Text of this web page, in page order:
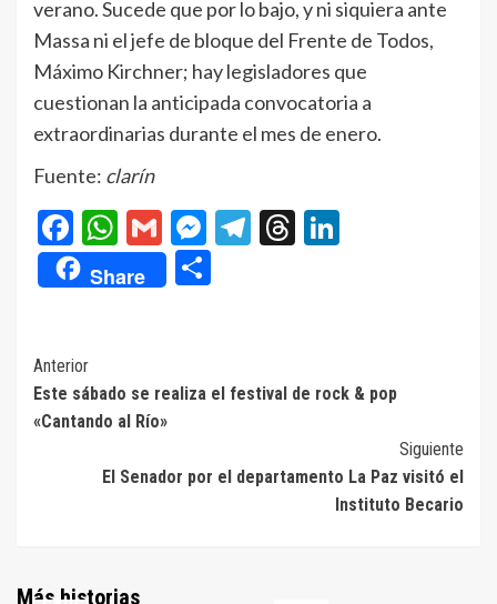
verano. Sucede que por lo bajo, y ni siquiera ante
Massa ni el jefe de bloque del Frente de Todos,
Máximo Kirchner; hay legisladores que
cuestionan la anticipada convocatoria a
extraordinarias durante el mes de enero.
Fuente: clarín
Facebook
WhatsApp
GmailMessenger
Telegram
Threads
Share
Navegación
de
Anterior
Este sábado se realiza el festival de rock & pop
«Cantando al Río»
Siguiente
El Senador por el departamento La Paz visitó el
Instituto Becario
Más historias